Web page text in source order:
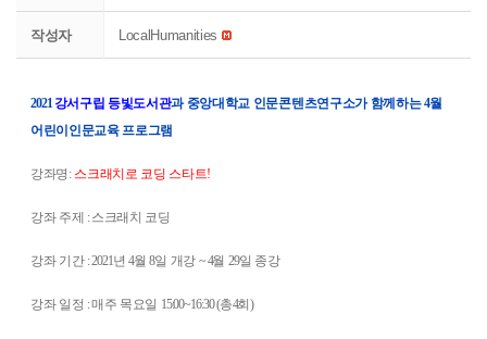
작성자 LocalHumanities
2021강서구립 등빛도서관과 중앙대학교 인문콘텐츠연구소가 함께하는4월
어린이인문교육 프로그램
강좌명: 스크래치로 코딩 스타트!
강좌 주제 :스크래치 코딩
강좌 기간 : 2021년4월8일 개강 ~ 4월 29일 종강
강좌 일정 :매주 목요일 15:00~16:30 (총4회)